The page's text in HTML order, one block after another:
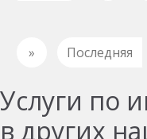
» Последняя
Услуги по
в других